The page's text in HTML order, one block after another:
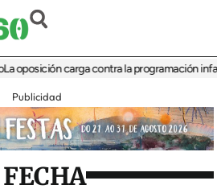
carga contra la programación infantil
Publicidad